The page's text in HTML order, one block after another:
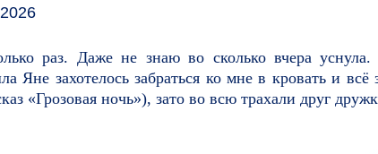
раз. Даже не знаю во сколько вчера
Яне захотелось забраться ко мне в кровать и всё
«Грозовая ночь»), зато во всю трахали друг